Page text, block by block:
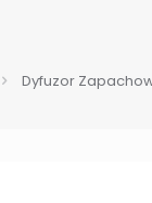
Dyfuzor